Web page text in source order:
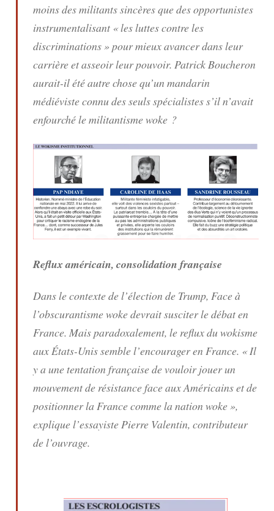
moins des militants sincères que des opportunistes
instrumentalisant « les luttes contre les
discriminations » pour mieux avancer dans leur
carrière et asseoir leur pouvoir. Patrick Boucheron
aurait-il été autre chose qu’un mandarin
médiéviste connu des seuls spécialistes s’il n’avait
enfourché le militantisme woke ?
Reflux américain, consolidation française
Dans le contexte de l’élection de Trump, Face à
l’obscurantisme wokedevrait susciter le débat en
France. Mais paradoxalement, le reflux du wokisme
aux États-Unis semble l’encourager en France. « Il
y a une tentation française de vouloir jouer un
mouvement de résistance face aux Américains et de
positionner la France comme la nation woke »,
explique l’essayiste Pierre Valentin, contributeur
de l’ouvrage.